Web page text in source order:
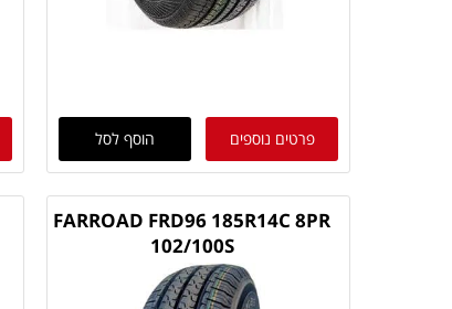
פרטים נוספים הוסף לסל
FARROAD FRD96 185R14C 8PR
102/100S